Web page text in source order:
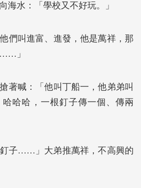
海水：「學校又不好玩。」
們叫進富、進發，他是萬祥，那
」
著喊：「他叫丁船一，他弟弟叫
哈哈，一根釘子傳一個、傳兩
釘子……」大弟推萬祥，不高興的